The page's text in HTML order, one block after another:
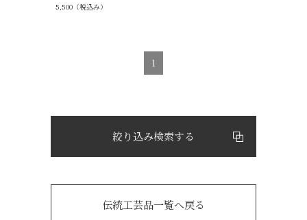
5,500（税込み）
1
絞り込み検索する
伝統工芸品一覧へ戻る